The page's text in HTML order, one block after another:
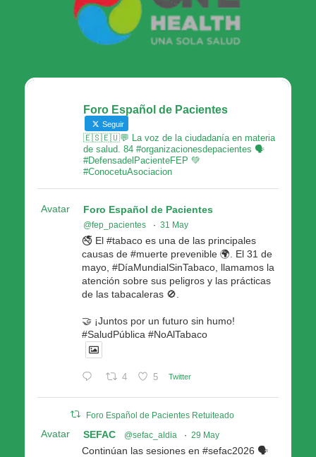
Foro Español de Pacientes
Seguir
🇪🇸🇪🇺💬 La voz de la ciudadanía en materia
de salud. 84 #organizacionesdepacientes 🗣
#DefensadelPacienteFEP 💚
#ConocetuAsociacion
Avatar Foro Español de Pacientes
@fep_pacientes · 31 May
🚭 El #tabaco es una de las principales
causas de #muerte prevenible 🌍. El 31 de
mayo, #DíaMundialSinTabaco, llamamos la
atención sobre sus peligros y las prácticas
de las tabacaleras 🚫.
🤝 ¡Juntos por un futuro sin humo!
#SaludPública #NoAlTabaco
4 5 Twitter
Foro Español de Pacientes Retuiteado
Avatar SEFAC @sefac_aldia · 29 May
Continúan las sesiones en #sefac2026 🗣️